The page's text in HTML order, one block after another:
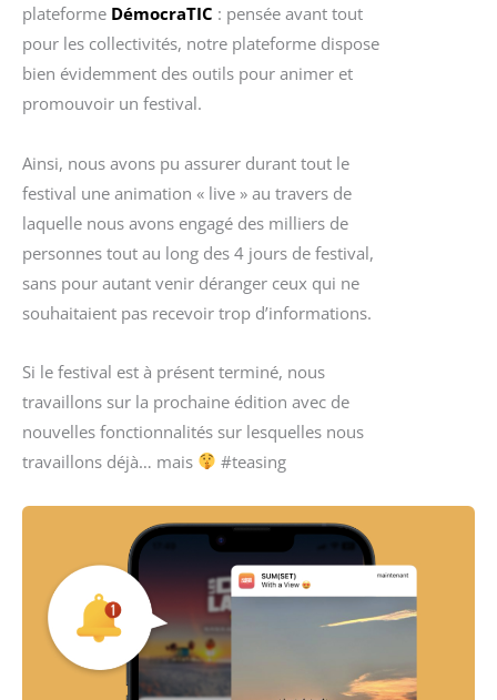
plateforme DémocraTIC : pensée avant tout
pour les collectivités, notre plateforme dispose
bien évidemment des outils pour animer et
promouvoir un festival.
Ainsi, nous avons pu assurer durant tout le
festival une animation « live » au travers de
laquelle nous avons engagé des milliers de
personnes tout au long des 4 jours de festival,
sans pour autant venir déranger ceux qui ne
souhaitaient pas recevoir trop d’informations.
Si le festival est à présent terminé, nous
travaillons sur la prochaine édition avec de
nouvelles fonctionnalités sur lesquelles nous
travaillons déjà… mais
#teasing